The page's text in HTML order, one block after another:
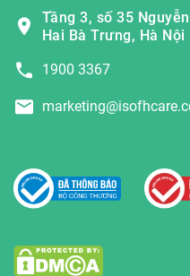
Tầng 3, số 35
Hai Bà Trưng, Hà Nội
1900 3367